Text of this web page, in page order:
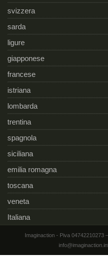
svizzera
sarda
ligure
giapponese
francese
istriana
lombarda
trentina
spagnola
siciliana
emilia romagna
toscana
veneta
Italiana
Imaginaction - Piva 04742210273